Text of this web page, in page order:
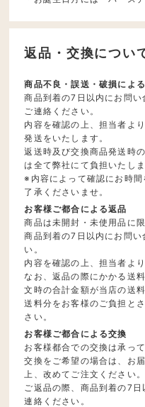
返品・交換につい
商品不良・誤送・破損によ
商品到着の7日以内にお問い
ご連絡ください。
内容を確認の上、担当者よ
発送をいたします。
返送時及び交換商品発送時
は全て弊社にて負担いたしま
※内容によって確認にお時
了承くださいませ。
お客様ご都合による返品
商品は未開封・未使用品に限
商品到着の7日以内にお問
い。
内容を確認の上、担当者よ
なお、返品の際にかかる送
文時の合計金額が当店の送
送料分をお客様のご負担と
さい。
お客様ご都合による交換
お客様都合での交換は承っ
交換をご希望の場合は、お
上、改めてご注文ください。
ご返品の際、商品到着の7
連絡ください。